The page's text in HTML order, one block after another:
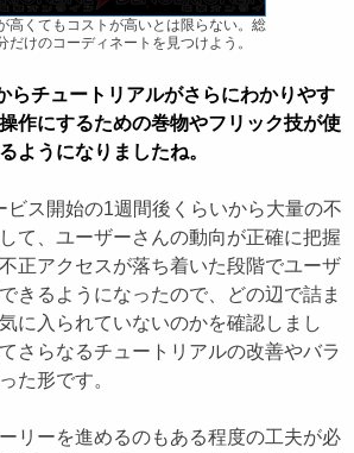
高くてもコストが高いとは限らない。総
だけのコーディネートを見つけよう。
チュートリアルがさらにわかりやす
作にするための巻物やフリック技が使
ようになりましたね。
ビス開始の1週間後くらいから大量の不
て、ユーザーさんの動向が正確に把握
正アクセスが落ち着いた段階でユーザ
きるようになったので、どの辺で詰ま
に入られていないのかを確認しまし
さらなるチュートリアルの改善やバラ
た形です。
リーを進めるのもある程度の工夫が必